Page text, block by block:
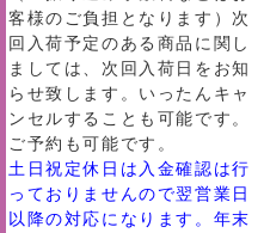
客様のご負担となります）次
回入荷予定のある商品に関し
ましては、次回入荷日をお知
らせ致します。いったんキャ
ンセルすることも可能です。
ご予約も可能です。
土日祝定休日は入金確認は行
っておりませんので翌営業日
以降の対応になります。年末